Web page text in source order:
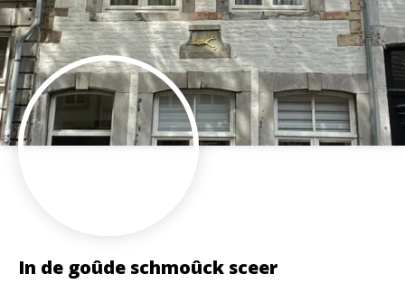
In de goûde schmoûck sceer